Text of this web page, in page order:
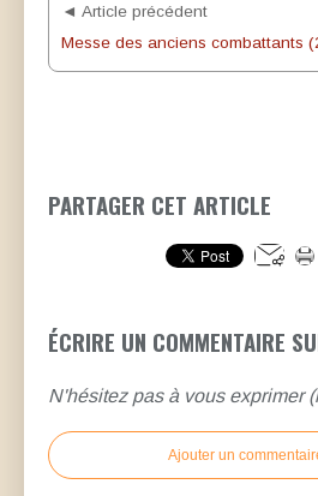
◄ Article précédent
PARTAGER CET ARTICLE
ÉCRIRE UN COMMENTAIRE
N'hésitez pas à vous exprimer
Ajouter un